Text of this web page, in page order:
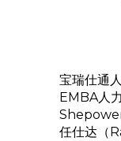
宝瑞仕通
EMBA人
任仕达（